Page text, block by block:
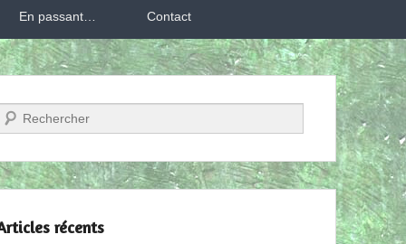
En passant… Contact
Recherche
récents